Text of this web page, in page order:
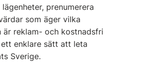
prenumerera
som äger vilka
är reklam- och kostnadsfri
enklare sätt att leta
Sverige.